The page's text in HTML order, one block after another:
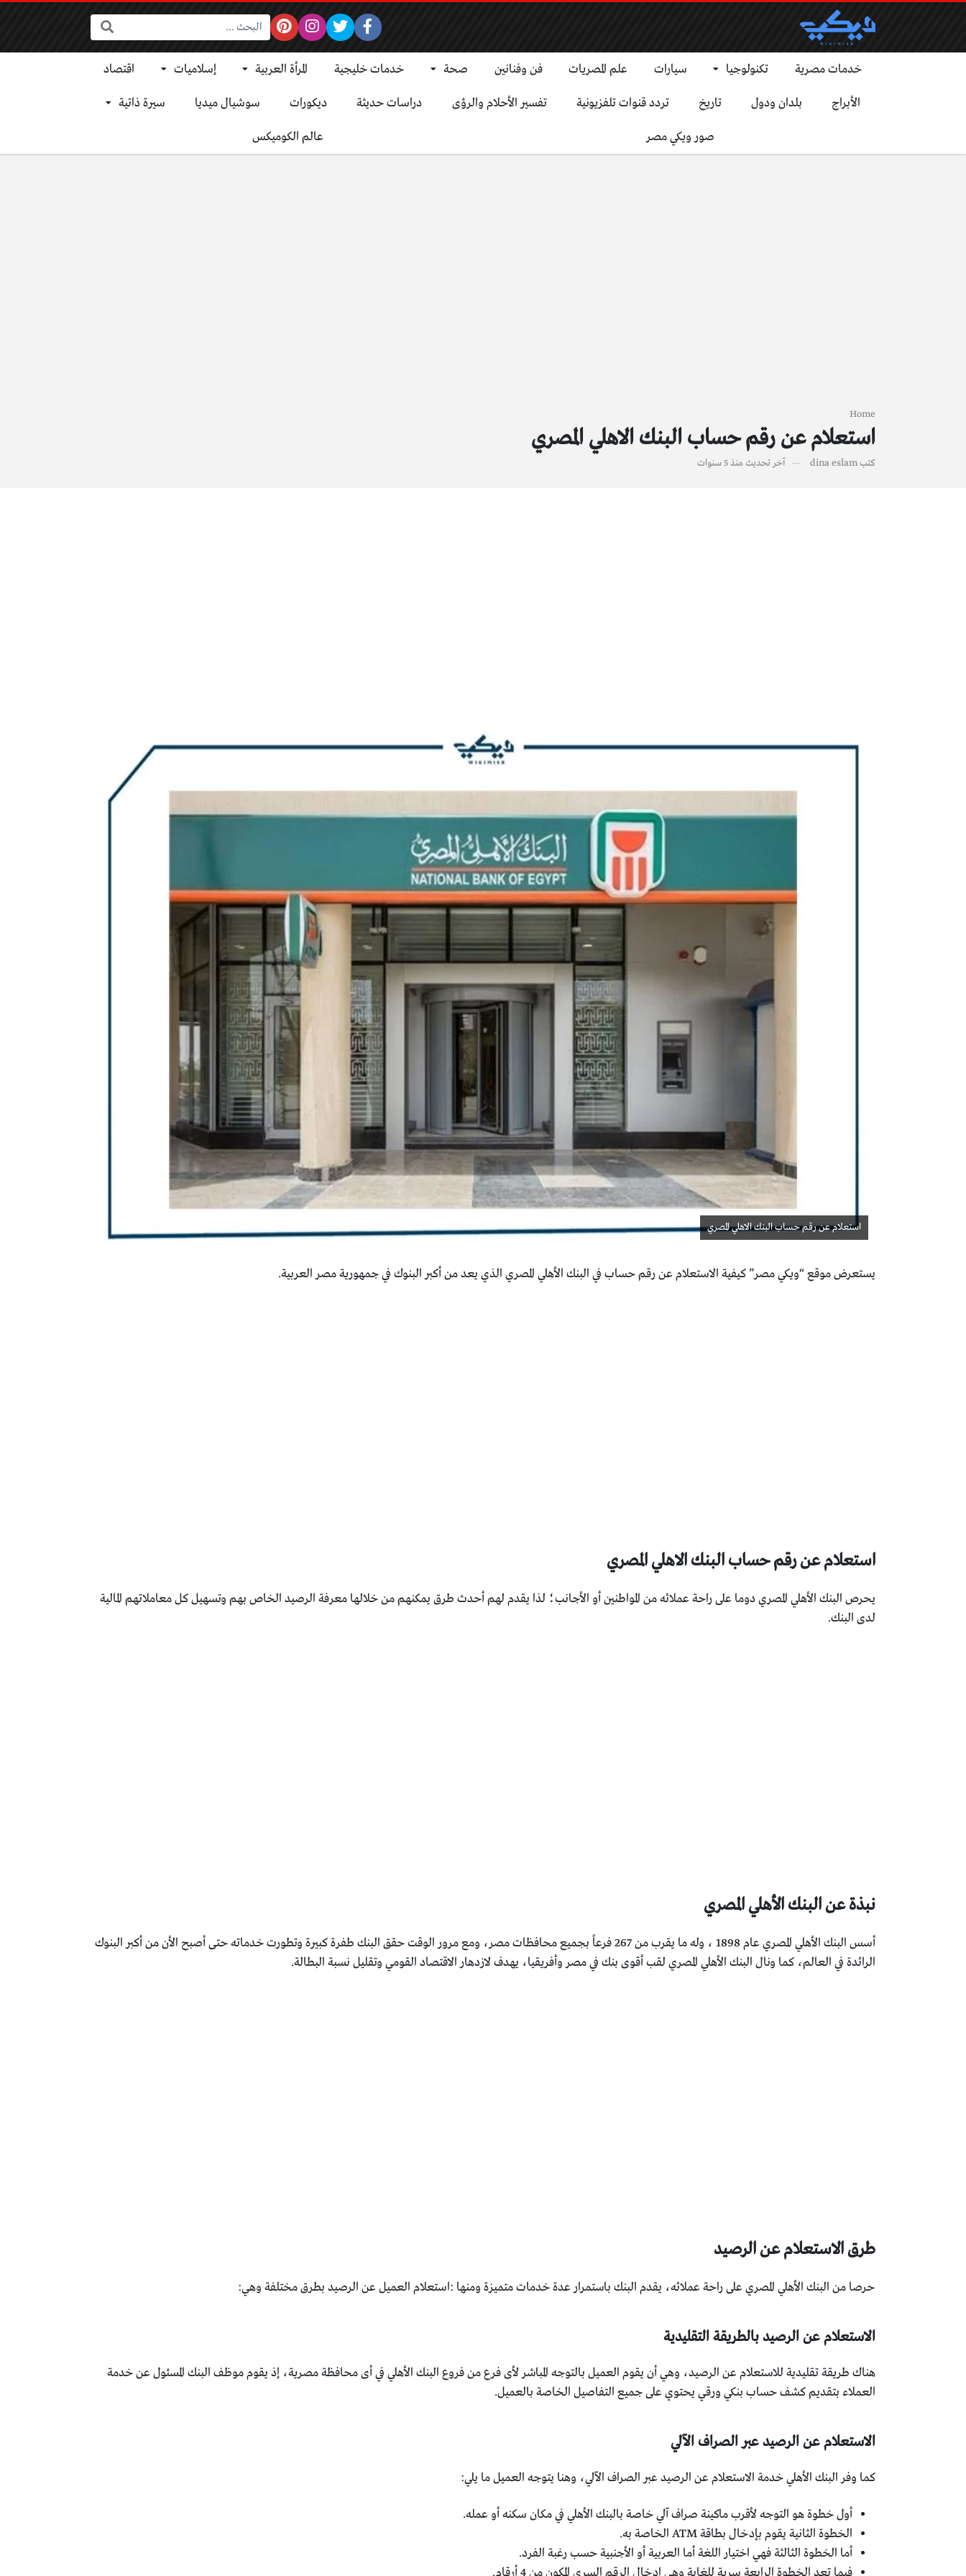
البحث:
خدمات مصرية تكنولوجيا سيارات علم المصريات فن وفنانين صحة خدمات خليجية المرأة العربية إسلاميات اقتصاد
الأبراج بلدان ودول تاريخ تردد قنوات تلفزيونية تفسير الأحلام والرؤى دراسات حديثة ديكورات سوشيال ميديا سيرة ذاتية
صور ويكي مصر عالم الكوميكس
Home
استعلام عن رقم حساب البنك الاهلي المصري
كتبdina eslam آخر تحديث منذ 5 سنوات
استعلام عن رقم حساب البنك الاهلي المصري
يستعرض موقع “ويكي مصر” كيفية الاستعلام عن رقم حساب في البنك الأهلي المصري الذي يعد من أكبر البنوك في جمهورية مصر العربية.
استعلام عن رقم حساب البنك الاهلي المصري
يحرص البنك الأهلي المصري دوما على راحة عملائه من المواطنين أو الأجانب؛ لذا يقدم لهم أحدث طرق يمكنهم من خلالها معرفة الرصيد الخاص بهم وتسهيل كل معاملاتهم المالية
لدى البنك.
نبذة عن البنك الأهلي المصري
أسس البنك الأهلي المصري عام 1898 ، وله ما يقرب من 267 فرعاً بجميع محافظات مصر، ومع مرور الوقت حقق البنك طفرة كبيرة وتطورت خدماته حتى أصبح الأن من أكبر البنوك
الرائدة في العالم، كما ونال البنك الأهلي المصري لقب أقوى بنك في مصر وأفريقيا، يهدف لازدهار الاقتصاد القومي وتقليل نسبة البطالة.
طرق الاستعلام عن الرصيد
حرصا من البنك الأهلي المصري على راحة عملائه، يقدم البنك باستمرار عدة خدمات متميزة ومنها :استعلام العميل عن الرصيد بطرق مختلفة وهي:
الاستعلام عن الرصيد بالطريقة التقليدية
هناك طريقة تقليدية للاستعلام عن الرصيد، وهي أن يقوم العميل بالتوجه المباشر لأى فرع من فروع البنك الأهلي في أى محافظة مصرية، إذ يقوم موظف البنك المسئول عن خدمة
العملاء بتقديم كشف حساب بنكي ورقي يحتوي على جميع التفاصيل الخاصة بالعميل.
الاستعلام عن الرصيد عبر الصراف الآلي
كما وفر البنك الأهلي خدمة الاستعلام عن الرصيد عبر الصراف الآلي، وهنا يتوجه العميل ما يلي:
أول خطوة هو التوجه لأقرب ماكينة صراف آلي خاصة بالبنك الأهلي في مكان سكنه أو عمله.
الخطوة الثانية يقوم بإدخال بطاقة ATM الخاصة به.
أما الخطوة الثالثة فهي اختيار اللغة أما العربية أو الأجنبية حسب رغبة الفرد.
فيما تعد الخطوة الرابعة سرية للغاية وهي ادخال الرقم السري المكون من 4 أرقام.